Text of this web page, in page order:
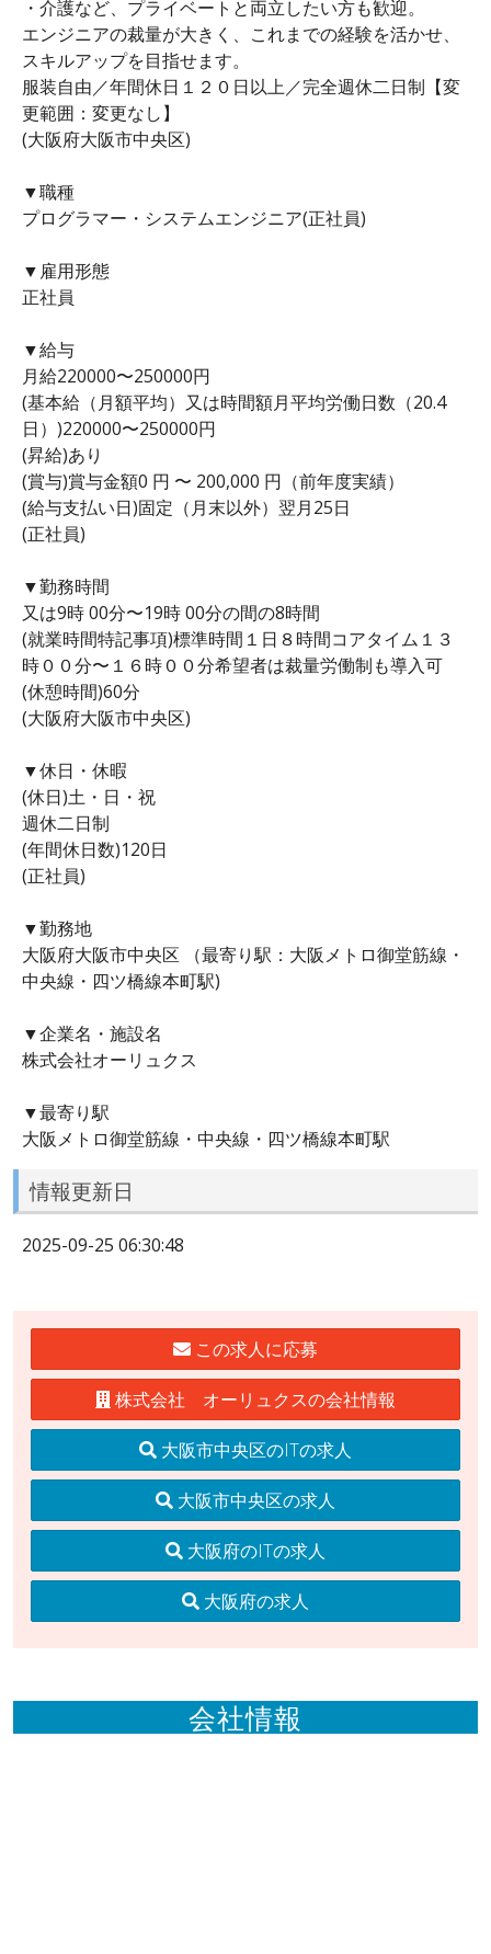
・介護など、プライベートと両立したい方も歓迎。
エンジニアの裁量が大きく、これまでの経験を活かせ、
スキルアップを目指せます。
服装自由／年間休日１２０日以上／完全週休二日制【変
更範囲：変更なし】
(大阪府大阪市中央区)
▼職種
プログラマー・システムエンジニア(正社員)
▼雇用形態
正社員
▼給与
月給220000〜250000円
(基本給（月額平均）又は時間額月平均労働日数（20.4
日）)220000〜250000円
(昇給)あり
(賞与)賞与金額0 円 〜 200,000 円（前年度実績）
(給与支払い日)固定（月末以外）翌月25日
(正社員)
▼勤務時間
又は9時 00分〜19時 00分の間の8時間
(就業時間特記事項)標準時間１日８時間コアタイム１３
時００分〜１６時００分希望者は裁量労働制も導入可
(休憩時間)60分
(大阪府大阪市中央区)
▼休日・休暇
(休日)土・日・祝
週休二日制
(年間休日数)120日
(正社員)
▼勤務地
大阪府大阪市中央区 （最寄り駅：大阪メトロ御堂筋線・
中央線・四ツ橋線本町駅)
▼企業名・施設名
株式会社オーリュクス
▼最寄り駅
大阪メトロ御堂筋線・中央線・四ツ橋線本町駅
情報更新日
2025-09-25 06:30:48
この求人に応募
株式会社 オーリュクスの会社情報
大阪市中央区のITの求人
大阪市中央区の求人
大阪府のITの求人
大阪府の求人
会社情報